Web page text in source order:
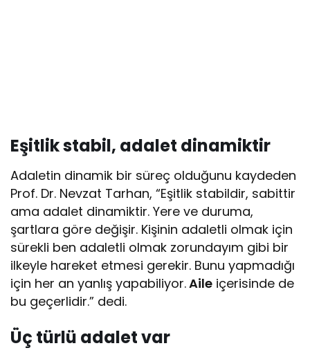
Eşitlik stabil, adalet dinamiktir
Adaletin dinamik bir süreç olduğunu kaydeden
Prof. Dr. Nevzat Tarhan, “Eşitlik stabildir, sabittir
ama adalet dinamiktir. Yere ve duruma,
şartlara göre değişir. Kişinin adaletli olmak için
sürekli ben adaletli olmak zorundayım gibi bir
ilkeyle hareket etmesi gerekir. Bunu yapmadığı
için her an yanlış yapabiliyor.Aile içerisinde de
bu geçerlidir.” dedi.
Üç türlü adalet var